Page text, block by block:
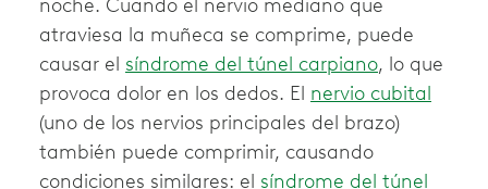
noche. Cuando el nervio mediano que
atraviesa la muñeca se comprime, puede
causar el síndrome del túnel carpiano, lo que
provoca dolor en los dedos. El nervio cubital
(uno de los nervios principales del brazo)
también puede comprimir, causando
condiciones similares: el síndrome del túnel